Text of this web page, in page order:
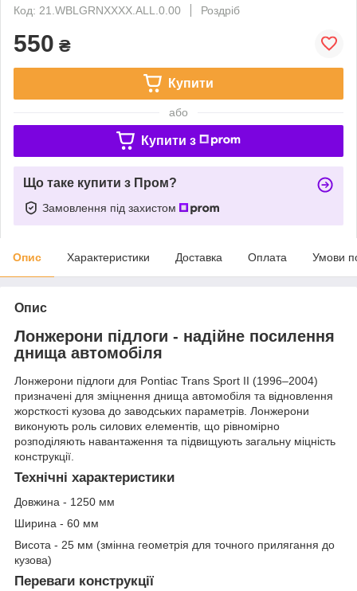
Код: 21.WBLGRNXXXX.ALL.0.00
Роздріб
550 ₴
Купити
або
Купити з
Що таке купити з Пром?
Замовлення під захистом
Опис Характеристики Доставка Оплата Умови
Опис
Лонжерони підлоги - надійне посилення
днища автомобіля
Лонжерони підлоги для Pontiac Trans Sport II (1996–2004)
призначені для зміцнення днища автомобіля та відновлення
жорсткості кузова до заводських параметрів. Лонжерони
виконують роль силових елементів, що рівномірно
розподіляють навантаження та підвищують загальну міцність
конструкції.
Технічні характеристики
Довжина - 1250 мм
Ширина - 60 мм
Висота - 25 мм (змінна геометрія для точного прилягання до
кузова)
Переваги конструкції